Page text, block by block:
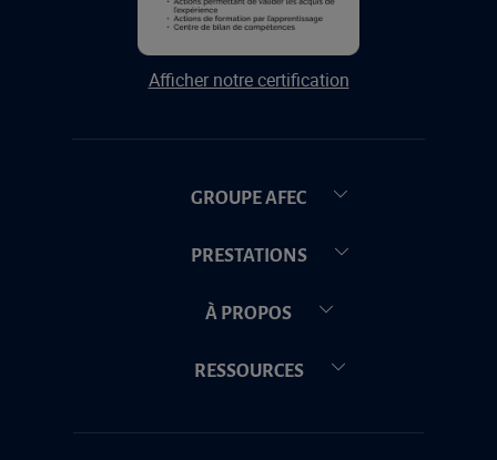
Afficher notre certification
GROUPE AFEC
PRESTATIONS
À PROPOS
RESSOURCES